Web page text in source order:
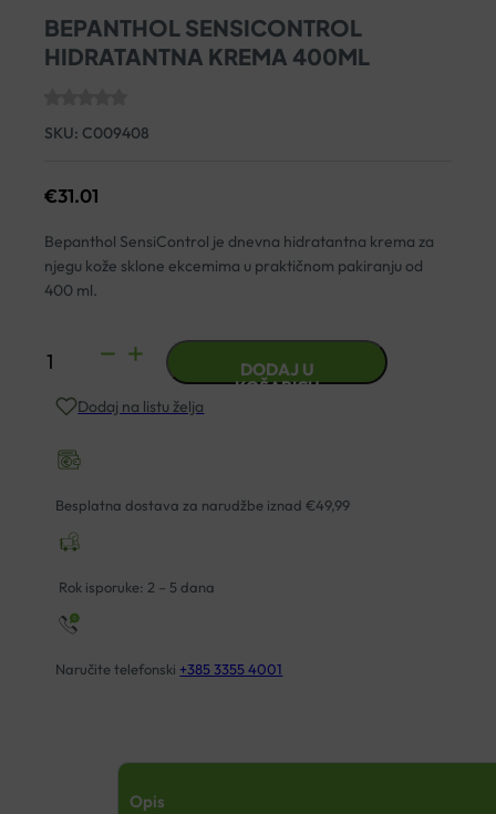
BEPANTHOL SENSICONTROL
HIDRATANTNA KREMA 400ML
SKU: C009408
€31.01
Bepanthol SensiControl je dnevna hidratantna krema za
njegu kože sklone ekcemima u praktičnom pakiranju od
400 ml.
BEPANTHOL
HIDRATANTNA
400ML
količina
DODAJ U
KOŠARICU
Dodaj na listu želja
Besplatna dostava za narudžbe iznad €49,99
Rok isporuke: 2 – 5 dana
Naručite telefonski +385 3355 4001
Opis